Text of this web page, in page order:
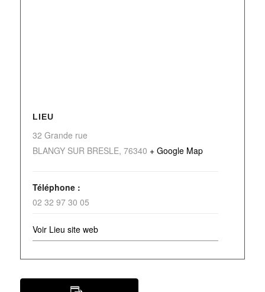
LIEU
32 Grande rue
BLANGY SUR BRESLE, 76340 + Google Map
Téléphone :
02 32 97 30 05
Voir Lieu site web